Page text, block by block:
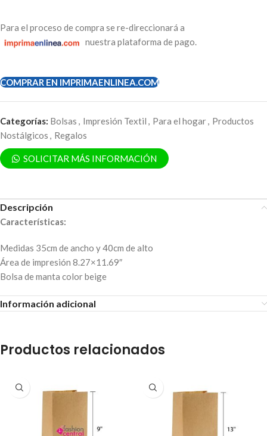
Para el proceso de compra se re-direccionará a
nuestra plataforma de pago.
COMPRAR EN IMPRIMAENLINEA.COM
Categorías: Bolsas , Impresión Textil , Para el hogar, Productos
Nostálgicos , Regalos
SOLICITAR MÁS INFORMACIÓN
Descripción
Características:
Medidas 35cm de ancho y 40cm de alto
Área de impresión 8.27×11.69″
Bolsa de manta color beige
Información adicional
Productos relacionados